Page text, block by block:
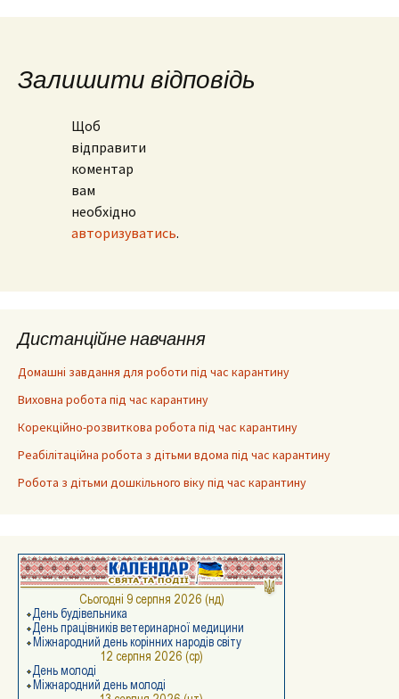
запису
Залишити відповідь
Щоб
відправити
коментар
вам
необхідно
авторизуватись.
Дистанційне навчання
Домашні завдання для роботи під час карантину
Виховна робота під час карантину
Корекційно-розвиткова робота під час карантину
Реабілітаційна робота з дітьми вдома під час карантину
Робота з дітьми дошкільного віку під час карантину